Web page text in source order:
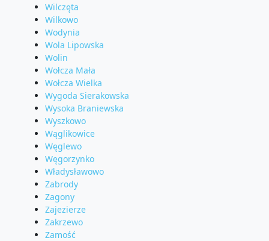
Wilczęta
Wilkowo
Wodynia
Wola Lipowska
Wolin
Wołcza Mała
Wołcza Wielka
Wygoda Sierakowska
Wysoka Braniewska
Wyszkowo
Wąglikowice
Węglewo
Węgorzynko
Władysławowo
Zabrody
Zagony
Zajezierze
Zakrzewo
Zamość